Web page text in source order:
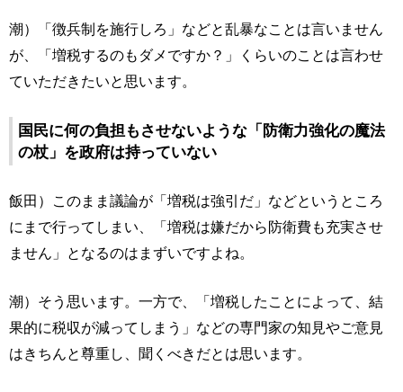
潮）「徴兵制を施行しろ」などと乱暴なことは言いません
が、「増税するのもダメですか？」くらいのことは言わせ
ていただきたいと思います。
国民に何の負担もさせないような「防衛力強化の魔法
の杖」を政府は持っていない
飯田）このまま議論が「増税は強引だ」などというところ
にまで行ってしまい、「増税は嫌だから防衛費も充実させ
ません」となるのはまずいですよね。
潮）そう思います。一方で、「増税したことによって、結
果的に税収が減ってしまう」などの専門家の知見やご意見
はきちんと尊重し、聞くべきだとは思います。